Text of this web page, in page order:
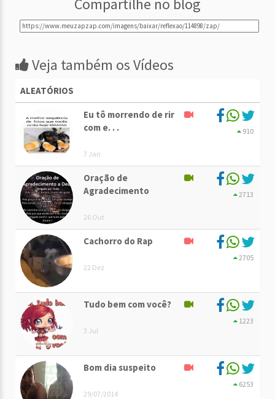
Veja também os Vídeos
ALEATÓRIOS
Eu tô morrendo de rir
com e. . .
7 Jan
910
Oração de
Agradecimento
26 Out
2713
Cachorro do Rap
22 Dez
2705
Tudo bem com você?
3 Jul
1223
Bom dia suspeito
29/07/2014
6253